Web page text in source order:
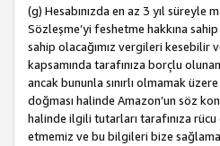
(g) Hesabınızda en az 3 yıl
Sözleşme’yi feshetme hakkına
sahip olacağımız vergileri
kapsamında tarafınıza borçlu
ancak bununla sınırlı olmamak
doğması halinde Amazon’un söz
halinde ilgili tutarları tarafınıza
etmemiz ve bu bilgileri bize